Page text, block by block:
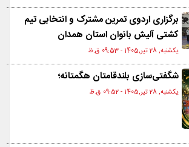
برگزاری اردوی تمرین مشترک و انتخابی تیم
کشتی آلیش بانوان استان همدان
یکشنبه, 28 تیر,1405 - 09:53 ق.ظ
شگفتی‌سازی بلندقامتان هگمتانه؛
یکشنبه, 28 تیر,1405 - 09:52 ق.ظ